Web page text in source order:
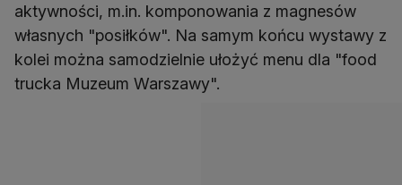
aktywności, m.in. komponowania z magnesów
własnych "posiłków". Na samym końcu wystawy z
kolei można samodzielnie ułożyć menu dla "food
trucka Muzeum Warszawy".